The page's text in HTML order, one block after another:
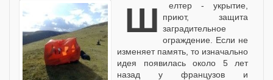
Шелтер - укрытие,
приют, защита
заградительное
ограждение. Если не
изменяет память, то изначально
идея появилась около 5 лет
назад у французов и